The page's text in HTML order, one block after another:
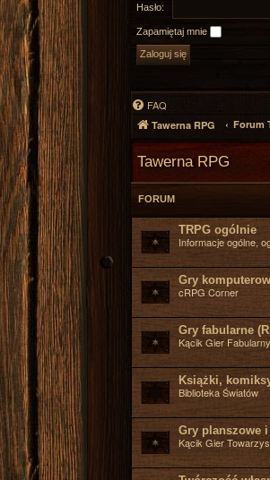
Hasło:
Zapamiętaj mnie
FAQ
Tawerna RPG Forum
Tawerna RPG
FORUM
TRPG ogólnie
Informacje ogólne,
Gry
cRPG Corner
Gry fabularne
Kącik Gier
Książki,
Biblioteka Światów
Gry planszowe
Kącik Gier